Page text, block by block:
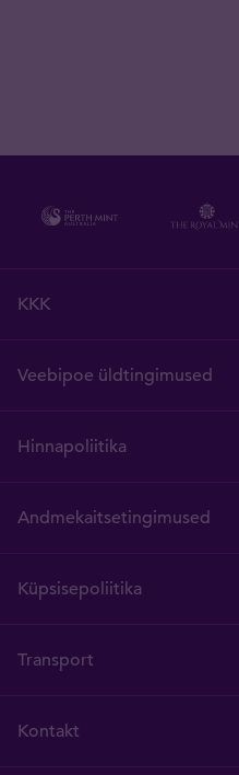
KKK
Veebipoe üldtingimused
Hinnapoliitika
Andmekaitsetingimused
Küpsisepoliitika
Transport
Kontakt